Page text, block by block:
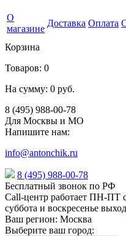
О
магазине
Доставка Оплата
Корзина
Товаров: 0
На сумму: 0 руб.
8 (495) 988-00-78
Для Москвы и МО
Напишите нам:
info@antonchik.ru
8 (495) 988-00-78
Бесплатный звонок по РФ
Call-центр работает ПН-ПТ
суббота и воскресенье
Ваш регион: Москва
Выберите ваш город: